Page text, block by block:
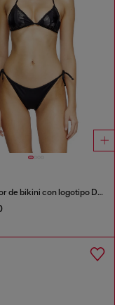
Sujetador de bikini con logotipo Diesel recortado